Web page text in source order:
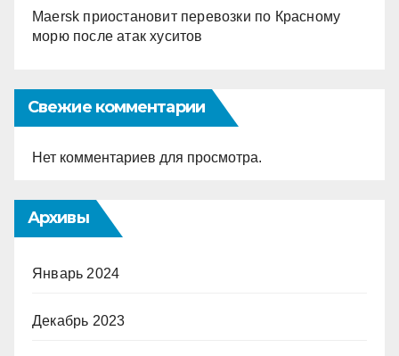
Maersk приостановит перевозки по Красному
морю после атак хуситов
Свежие комментарии
Нет комментариев для просмотра.
Архивы
Январь 2024
Декабрь 2023